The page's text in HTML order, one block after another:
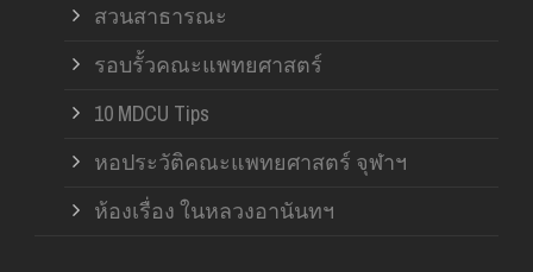
สวนสาธารณะ
รอบรั้วคณะแพทยศาสตร์
10 MDCU Tips
หอประวัติคณะแพทยศาสตร์ จุฬาฯ
ห้องเรื่อง ในหลวงอานันทฯ